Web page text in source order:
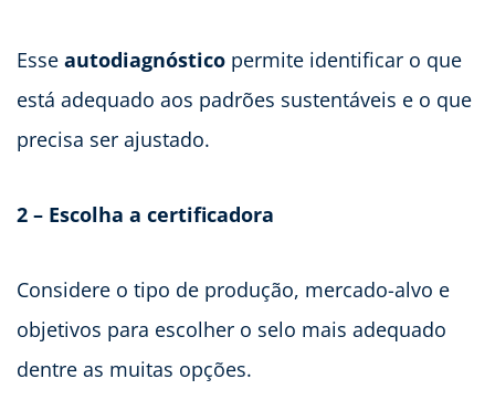
Esse autodiagnóstico permite identificar o que
está adequado aos padrões sustentáveis e o que
precisa ser ajustado.
2 – Escolha a certificadora
Considere o tipo de produção, mercado-alvo e
objetivos para escolher o selo mais adequado
dentre as muitas opções.